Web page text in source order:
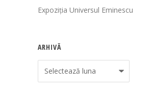
Expoziția Universul Eminescu
ARHIVĂ
Arhivă